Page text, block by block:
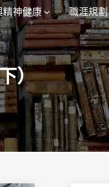
精神健康 職涯規劃
）